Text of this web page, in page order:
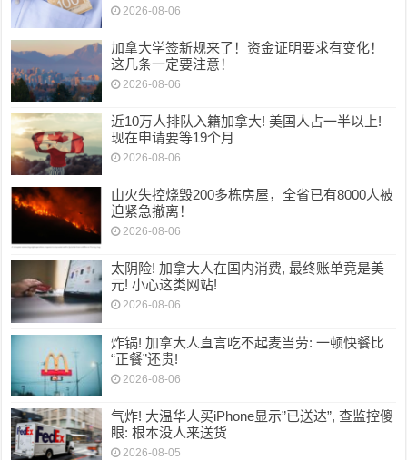
2026-08-06
加拿大学签新规来了！资金证明要求有变化！
这几条一定要注意！
2026-08-06
近10万人排队入籍加拿大! 美国人占一半以上!
现在申请要等19个月
2026-08-06
山火失控烧毁200多栋房屋，全省已有8000人被
迫紧急撤离！
2026-08-06
太阴险! 加拿大人在国内消费, 最终账单竟是美
元! 小心这类网站!
2026-08-06
炸锅! 加拿大人直言吃不起麦当劳: 一顿快餐比
“正餐”还贵!
2026-08-06
气炸! 大温华人买iPhone显示”已送达”, 查监控傻
眼: 根本没人来送货
2026-08-05